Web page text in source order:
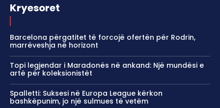
Kryesoret
Barcelona përgatitet të forcojë ofertën për Rodrin,
marrëveshja në horizont
Topi legjendar i Maradonës në ankand: Një mundësi e
artë për koleksionistët
Spalletti: Suksesi në Europa League kërkon
bashkëpunim, jo një sulmues të vetëm